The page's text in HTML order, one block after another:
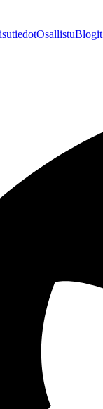
OsallistuBlogit